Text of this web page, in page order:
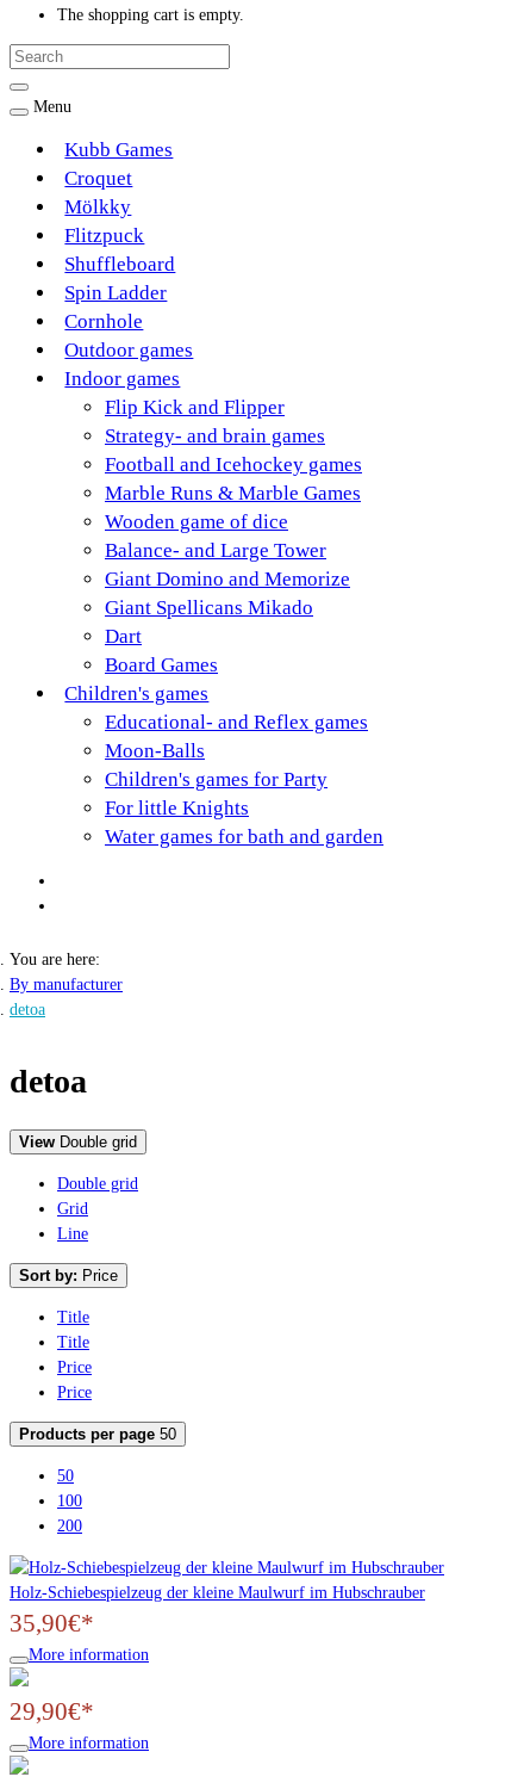
The shopping cart is empty.
Menu
Kubb Games
Croquet
Mölkky
Flitzpuck
Shuffleboard
Spin Ladder
Cornhole
Outdoor games
Indoor games
Flip Kick and Flipper
Strategy- and brain games
Football and Icehockey games
Marble Runs & Marble Games
Wooden game of dice
Balance- and Large Tower
Giant Domino and Memorize
Giant Spellicans Mikado
Dart
Board Games
Children's games
Educational- and Reflex games
Moon-Balls
Children's games for Party
For little Knights
Water games for bath and garden
You are here:
By manufacturer
detoa
detoa
View Double grid
Double grid
Grid
Line
Sort by: Price
Title
Title
Price
Price
Products per page 50
50
100
200
Holz-Schiebespielzeug der kleine Maulwurf im Hubschrauber
35,90€*
More information
29,90€*
More information